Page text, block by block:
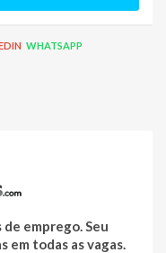
WHATSAPP
emprego. Seu
em todas as vagas.